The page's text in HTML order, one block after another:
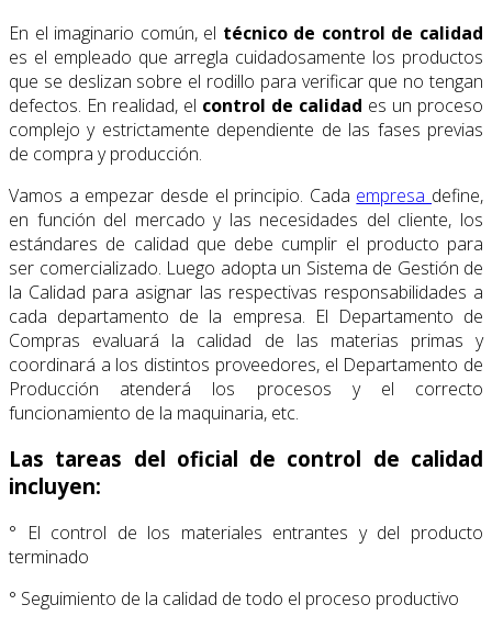
En el imaginario común, el técnico de control de calidad
es el empleado que arregla cuidadosamente los productos
que se deslizan sobre el rodillo para verificar que no tengan
defectos. En realidad, el control de calidad es un proceso
complejo y estrictamente dependiente de las fases previas
de compra y producción.
Vamos a empezar desde el principio. Cada empresa define,
en función del mercado y las necesidades del cliente, los
estándares de calidad que debe cumplir el producto para
ser comercializado. Luego adopta un Sistema de Gestión de
la Calidad para asignar las respectivas responsabilidades a
cada departamento de la empresa. El Departamento de
Compras evaluará la calidad de las materias primas y
coordinará a los distintos proveedores, el Departamento de
Producción atenderá los procesos y el correcto
funcionamiento de la maquinaria, etc.
Las tareas del oficial de control de calidad
incluyen:
° El control de los materiales entrantes y del producto
terminado
° Seguimiento de la calidad de todo el proceso productivo